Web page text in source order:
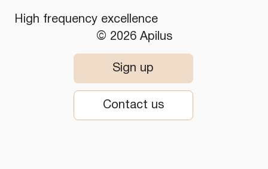
High frequency excellence
© 2026 Apilus
Sign up
Contact us